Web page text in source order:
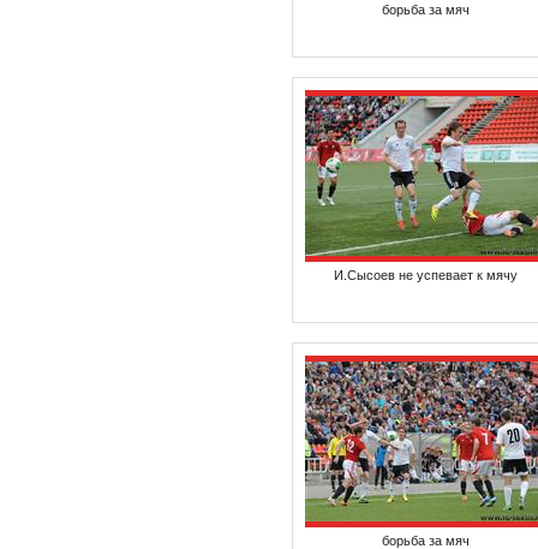
борьба за мяч
И.Сысоев не успевает к мячу
борьба за мяч